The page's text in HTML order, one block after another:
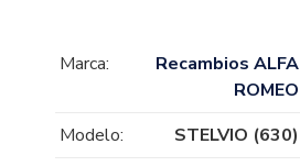
Marca:
Recambios ALFA
ROMEO
Modelo:
STELVIO (630)